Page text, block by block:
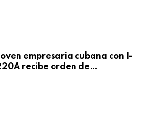
empresaria cubana con I-
recibe orden de